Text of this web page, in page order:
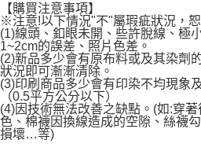
【購買注意事項】
※注意!以下情況"不"屬瑕疵狀況，
(1)線頭、釦眼未開、些許脫線、極
1~2cm的誤差、照片色差。
(2)新品多少會有原布料或及其染劑
狀況即可漸漸清除。
(3)印刷商品多少會有印染不均現象
（0.5平方公分以下）
(4)因技術無法改善之缺點。(如:穿
色、棉襪因換線造成的空隙、絲襪
損壞…等)